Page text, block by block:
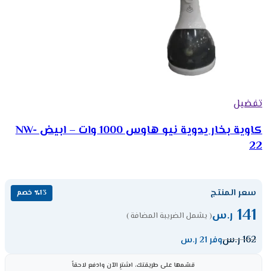
تفضيل
كاوية بخار يدوية نيو هاوس 1000 وات – ابيض NW-
22
سعر المنتج ٪13 خصم
141 ر.س( يشمل الضريبة المضافة )
162ر.سوفر 21 ر.س
قسّمها على طريقتك، اشترِ الآن وادفع لاحقاً